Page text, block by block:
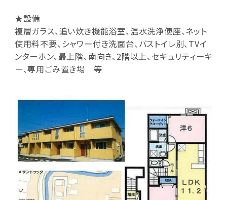
★設備
複層ガラス、追い炊き機能浴室、温水洗浄便座、ネット
使用料不要、シャワー付き洗面台、バストイレ別、TVイ
ンターホン、最上階、南向き、2階以上、セキュリティーキ
ー、専用ごみ置き場 等